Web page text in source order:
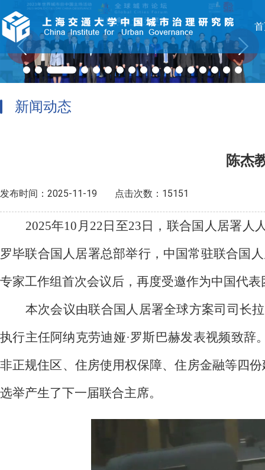
新闻动态
陈杰
发布时间：2025-11-19 点击次数：15151
2025年10月22日至23日，联合国人居署人
罗毕联合国人居署总部举行，中国常驻联合国
专家工作组首次会议后，再度受邀作为中国代
本次会议由联合国人居署全球方案司司长
执行主任阿纳克劳迪娅·罗斯巴赫发表视频致
非正规住区、住房使用权保障、住房金融等四
选举产生了下一届联合主席。